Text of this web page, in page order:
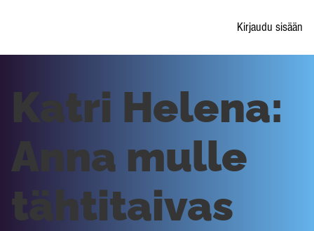
Kirjaudu sisään
Katri Helena:
Anna mulle
tähtitaivas